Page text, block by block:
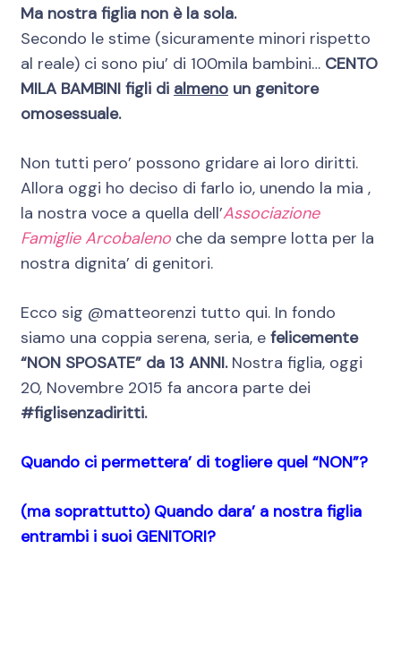
Ma nostra figlia non è la sola.
Secondo le stime (sicuramente minori rispetto
al reale) ci sono piu’ di 100mila bambini… CENTO
MILA BAMBINI figli di almeno un genitore
omosessuale.
Non tutti pero’ possono gridare ai loro diritti.
Allora oggi ho deciso di farlo io, unendo la mia ,
la nostra voce a quella dell’Associazione
Famiglie Arcobaleno che da sempre lotta per la
nostra dignita’ di genitori.
Ecco sig @matteorenzi tutto qui. In fondo
siamo una coppia serena, seria, e felicemente
“NON SPOSATE” da 13 ANNI. Nostra figlia, oggi
20, Novembre 2015 fa ancora parte dei
#figlisenzadiritti.
Quando ci permettera’ di togliere quel “NON”?
(ma soprattutto) Quando dara’ a nostra figlia
entrambi i suoi GENITORI?